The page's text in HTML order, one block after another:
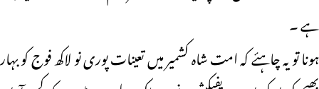
ہے ۔
ہونا تو یہ چاہئے کہ امت شاہ کشمیر میں تعینات پوری نو لاکھ فوج کو بہار